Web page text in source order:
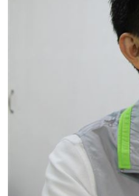
獨／田路路突改口找楊光
亨特認特權 哽咽談父拜登
LIVE三立+24小時直播 15:27
三立iNEWS新聞台線上直播
台彩父親節推新刮刮樂千
商場戰國來臨 台中「頂